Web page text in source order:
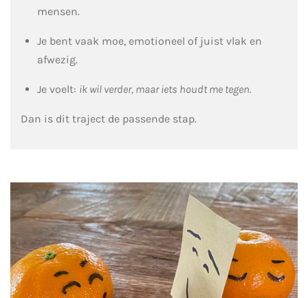
mensen.
Je bent vaak moe, emotioneel of juist vlak en
afwezig.
Je voelt: ik wil verder, maar iets houdt me tegen.
Dan is dit traject de passende stap.